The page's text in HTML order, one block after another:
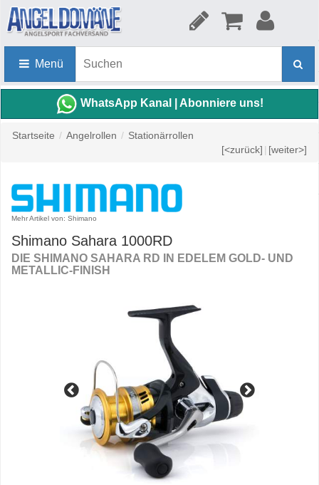
Menü
WhatsApp Kanal | Abonniere uns!
Startseite / Angelrollen / Stationärrollen
[<zurück] | [weiter>]
Mehr Artikel von: Shimano
Shimano Sahara 1000RD
DIE SHIMANO SAHARA RD IN EDELEM GOLD- UND
METALLIC-FINISH